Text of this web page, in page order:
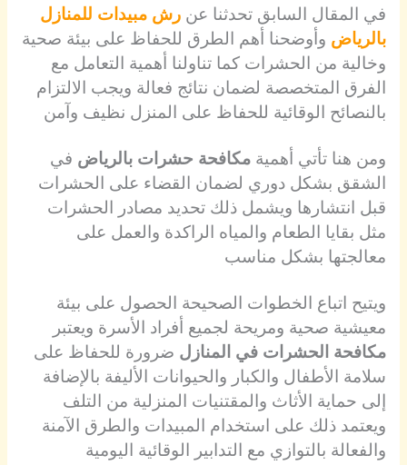
في المقال السابق تحدثنا عنرش مبيدات للمنازل
بالرياض وأوضحنا أهم الطرق للحفاظ على بيئة صحية
وخالية من الحشرات كما تناولنا أهمية التعامل مع
الفرق المتخصصة لضمان نتائج فعالة ويجب الالتزام
بالنصائح الوقائية للحفاظ على المنزل نظيف وآمن
ومن هنا تأتي أهميةمكافحة حشرات بالرياض في
الشقق بشكل دوري لضمان القضاء على الحشرات
قبل انتشارها ويشمل ذلك تحديد مصادر الحشرات
مثل بقايا الطعام والمياه الراكدة والعمل على
معالجتها بشكل مناسب
ويتيح اتباع الخطوات الصحيحة الحصول على بيئة
معيشية صحية ومريحة لجميع أفراد الأسرة ويعتبر
مكافحة الحشرات في المنازل ضرورة للحفاظ على
سلامة الأطفال والكبار والحيوانات الأليفة بالإضافة
إلى حماية الأثاث والمقتنيات المنزلية من التلف
ويعتمد ذلك على استخدام المبيدات والطرق الآمنة
والفعالة بالتوازي مع التدابير الوقائية اليومية